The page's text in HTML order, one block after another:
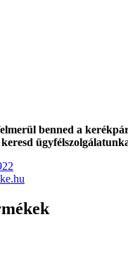
benned a
keresd